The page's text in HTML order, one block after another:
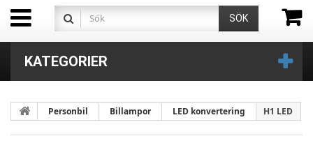
SÖK
KATEGORIER
Personbil Billampor LED konvertering H1 LED